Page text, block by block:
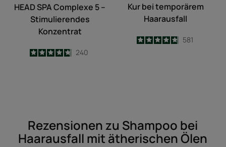
HEAD SPA Complexe 5 –
Stimulierendes
Konzentrat
4.7
/
5
240
Kur bei temporärem
Haarausfall
4.8
/5
581
Rezensionen zu Shampoo bei
Haarausfall mit ätherischen Ölen